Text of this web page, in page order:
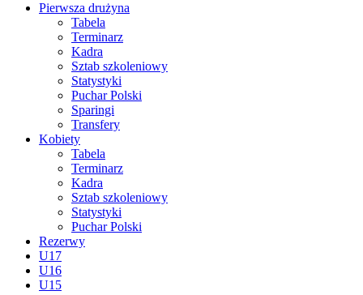
Pierwsza drużyna
Tabela
Terminarz
Kadra
Sztab szkoleniowy
Statystyki
Puchar Polski
Sparingi
Transfery
Kobiety
Tabela
Terminarz
Kadra
Sztab szkoleniowy
Statystyki
Puchar Polski
Rezerwy
U17
U16
U15